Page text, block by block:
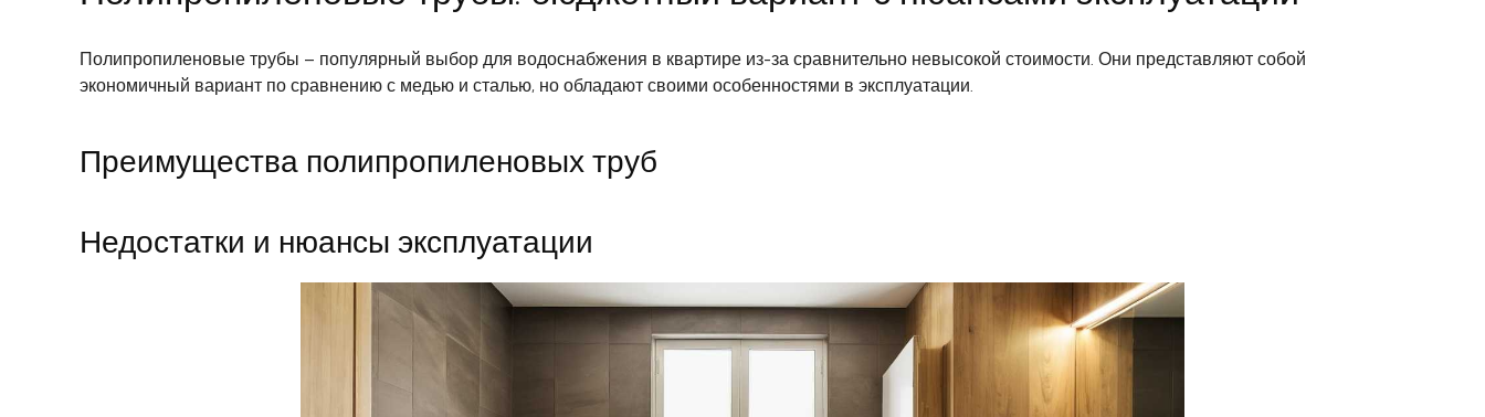
Полипропиленовые трубы – популярный выбор для водоснабжения в квартире из-за сравнительно невысокой стоимости. Они представляют собой
экономичный вариант по сравнению с медью и сталью, но обладают своими особенностями в эксплуатации.
Преимущества полипропиленовых труб
Недостатки и нюансы эксплуатации